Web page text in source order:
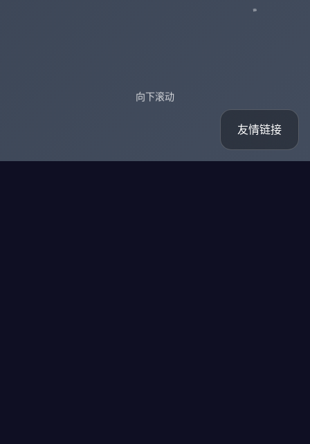
向下滚动
友情链接